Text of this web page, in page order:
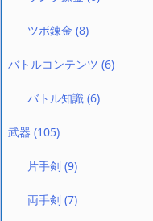
ツボ錬金(8)
バトルコンテンツ (6)
バトル知識(6)
武器 (105)
片手剣(9)
両手剣(7)